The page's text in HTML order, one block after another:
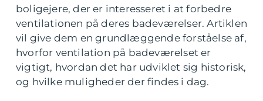
boligejere, der er interesseret i at forbedre
ventilationen på deres badeværelser. Artiklen
vil give dem en grundlæggende forståelse af,
hvorfor ventilation på badeværelset er
vigtigt, hvordan det har udviklet sig historisk,
og hvilke muligheder der findes i dag.